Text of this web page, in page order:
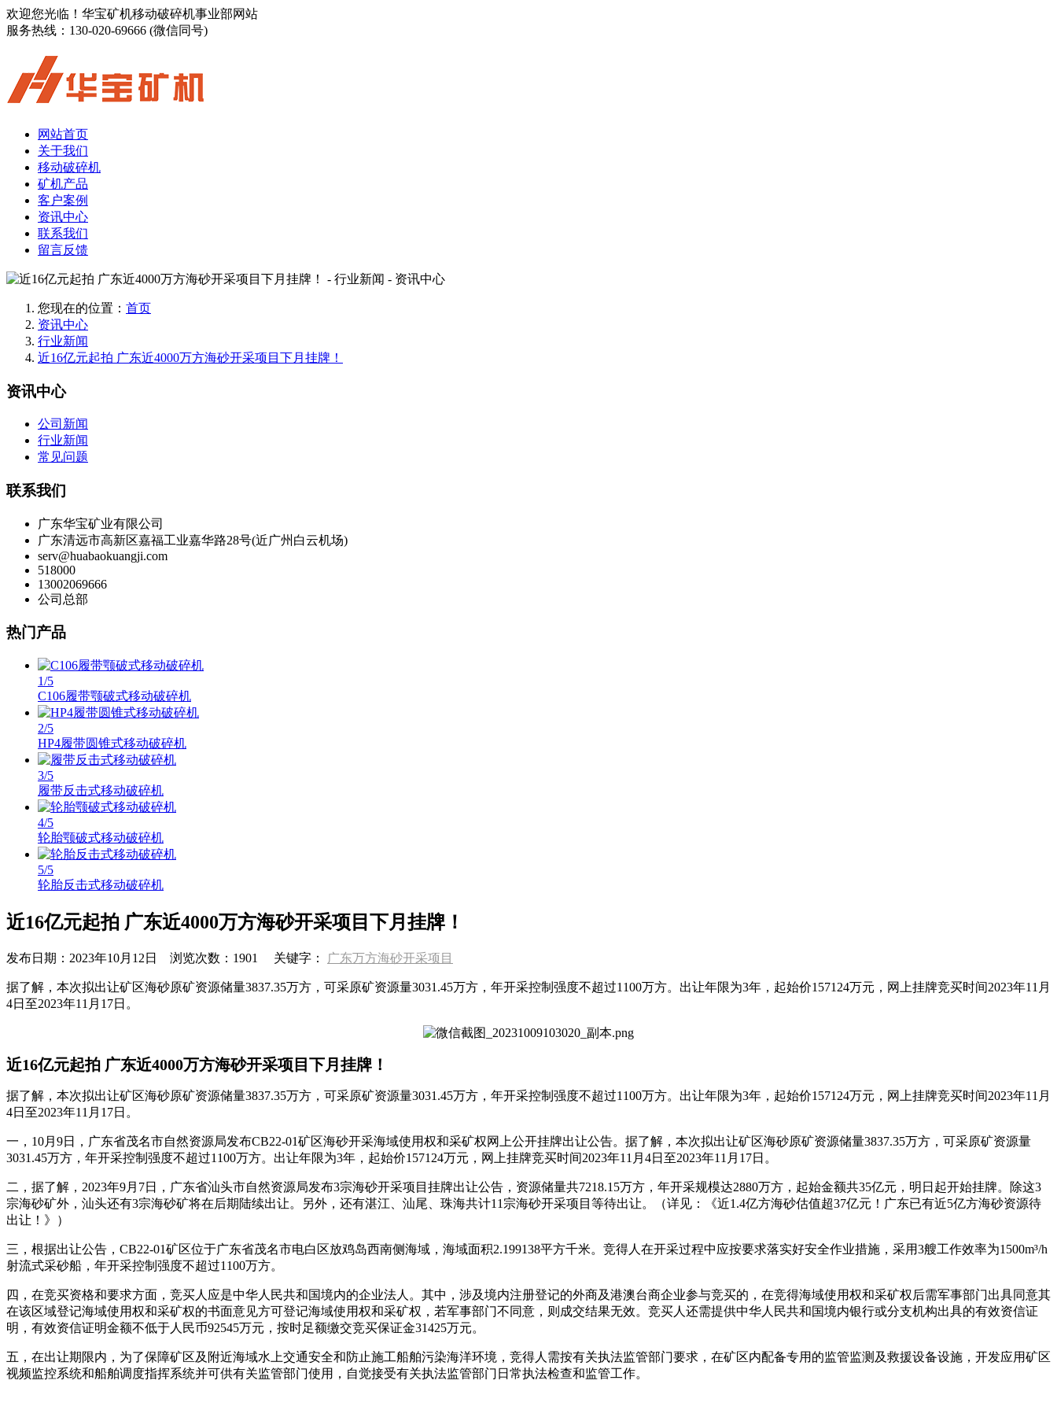
欢迎您光临！华宝矿机移动破碎机事业部网站
服务热线： 130-020-69666 (微信同号)
网站首页
关于我们
移动破碎机
矿机产品
客户案例
资讯中心
联系我们
留言反馈
您现在的位置： 首页
资讯中心
行业新闻
近16亿元起拍 广东近4000万方海砂开采项目下月挂牌！
资讯中心
公司新闻
行业新闻
常见问题
联系我们
广东华宝矿业有限公司
广东清远市高新区嘉福工业嘉华路28号(近广州白云机场)
serv@huabaokuangji.com
518000
13002069666
公司总部
热门产品
1/5
C106履带颚破式移动破碎机
2/5
HP4履带圆锥式移动破碎机
3/5
履带反击式移动破碎机
4/5
轮胎颚破式移动破碎机
5/5
轮胎反击式移动破碎机
近16亿元起拍 广东近4000万方海砂开采项目下月挂牌！
发布日期： 2023年10月12日 浏览次数： 1901 关键字： 广东万方海砂开采项目
据了解，本次拟出让矿区海砂原矿资源储量3837.35万方，可采原矿资源量3031.45万方，年开采控制强度不超过1100万方。出让年限为3年，起始价157124万元，网上挂牌竞买时间2023年11月
4日至2023年11月17日。
近16亿元起拍 广东近4000万方海砂开采项目下月挂牌！
据了解，本次拟出让矿区海砂原矿资源储量3837.35万方，可采原矿资源量3031.45万方，年开采控制强度不超过1100万方。出让年限为3年，起始价157124万元，网上挂牌竞买时间2023年11月
4日至2023年11月17日。
一，10月9日，广东省茂名市自然资源局发布CB22-01矿区海砂开采海域使用权和采矿权网上公开挂牌出让公告。据了解，本次拟出让矿区海砂原矿资源储量3837.35万方，可采原矿资源量
3031.45万方，年开采控制强度不超过1100万方。出让年限为3年，起始价157124万元，网上挂牌竞买时间2023年11月4日至2023年11月17日。
二，据了解，2023年9月7日，广东省汕头市自然资源局发布3宗海砂开采项目挂牌出让公告，资源储量共7218.15万方，年开采规模达2880万方，起始金额共35亿元，明日起开始挂牌。除这3
宗海砂矿外，汕头还有3宗海砂矿将在后期陆续出让。另外，还有湛江、汕尾、珠海共计11宗海砂开采项目等待出让。（详见：《近1.4亿方海砂估值超37亿元！广东已有近5亿方海砂资源待
出让！》）
三，根据出让公告，CB22-01矿区位于广东省茂名市电白区放鸡岛西南侧海域，海域面积2.199138平方千米。竞得人在开采过程中应按要求落实好安全作业措施，采用3艘工作效率为1500m³/h
射流式采砂船，年开采控制强度不超过1100万方。
四，在竞买资格和要求方面，竞买人应是中华人民共和国境内的企业法人。其中，涉及境内注册登记的外商及港澳台商企业参与竞买的，在竞得海域使用权和采矿权后需军事部门出具同意其
在该区域登记海域使用权和采矿权的书面意见方可登记海域使用权和采矿权，若军事部门不同意，则成交结果无效。竞买人还需提供中华人民共和国境内银行或分支机构出具的有效资信证
明，有效资信证明金额不低于人民币92545万元，按时足额缴交竞买保证金31425万元。
五，在出让期限内，为了保障矿区及附近海域水上交通安全和防止施工船舶污染海洋环境，竞得人需按有关执法监管部门要求，在矿区内配备专用的监管监测及救援设备设施，开发应用矿区
视频监控系统和船舶调度指挥系统并可供有关监管部门使用，自觉接受有关执法监管部门日常执法检查和监管工作。